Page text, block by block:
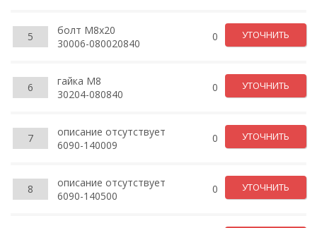
5
болт M8x20
30006-080020840
0 УТОЧНИТЬ
6
гайка М8
30204-080840
0 УТОЧНИТЬ
7
описание отсутствует
6090-140009
0 УТОЧНИТЬ
8
описание отсутствует
6090-140500
0 УТОЧНИТЬ